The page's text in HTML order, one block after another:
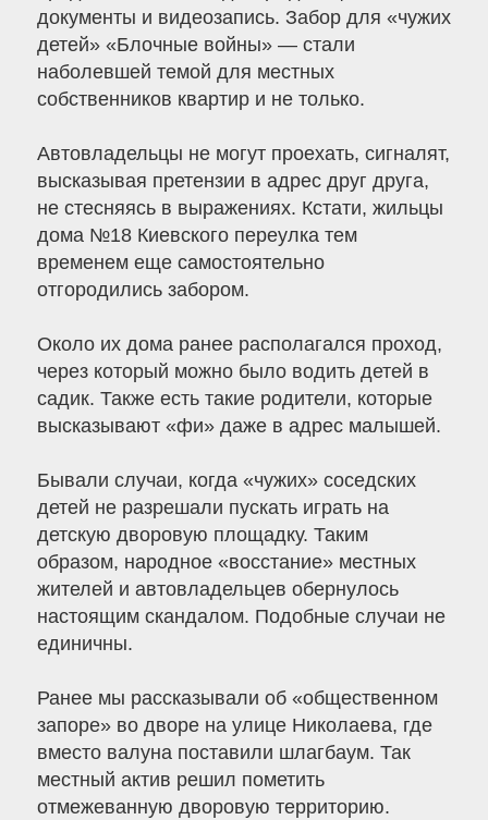
документы и видеозапись. Забор для «чужих
детей» «Блочные войны» — стали
наболевшей темой для местных
собственников квартир и не только.
Автовладельцы не могут проехать, сигналят,
высказывая претензии в адрес друг друга,
не стесняясь в выражениях. Кстати, жильцы
дома №18 Киевского переулка тем
временем еще самостоятельно
отгородились забором.
Около их дома ранее располагался проход,
через который можно было водить детей в
садик. Также есть такие родители, которые
высказывают «фи» даже в адрес малышей.
Бывали случаи, когда «чужих» соседских
детей не разрешали пускать играть на
детскую дворовую площадку. Таким
образом, народное «восстание» местных
жителей и автовладельцев обернулось
настоящим скандалом. Подобные случаи не
единичны.
Ранее мы рассказывали об «общественном
запоре» во дворе на улице Николаева, где
вместо валуна поставили шлагбаум. Так
местный актив решил пометить
отмежеванную дворовую территорию.